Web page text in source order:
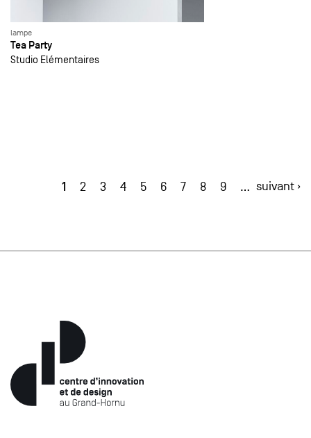
lampe
Tea Party
Studio Elémentaires
1 2 3 4 5 6 7 8 9 … suivant ›